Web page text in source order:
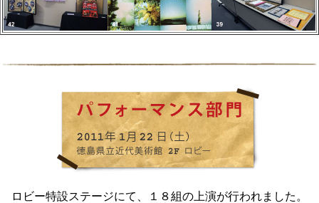
ロビー特設ステージにて、１８組の上演が行われました。